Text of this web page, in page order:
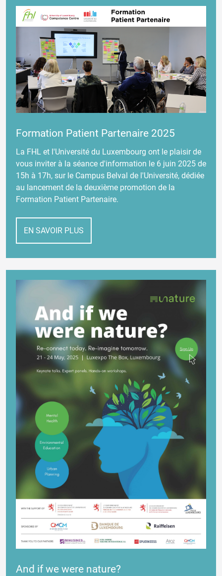
Formation Patient Partenaire 2025
La FHL et l'Université du Luxembourg ont le plaisir de
vous inviter à la séance d'information le 6 juin 2025 de
15h à 17h, sur le Campus Belval de l'Université, dédiée
au lancement de la deuxième promotion de la
Formation Patient Partenaire.
EN SAVOIR PLUS
And if we were nature?